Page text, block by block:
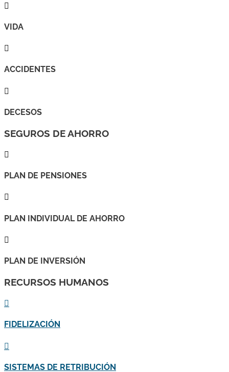

VIDA

ACCIDENTES

DECESOS
SEGUROS DE AHORRO

PLAN DE PENSIONES

PLAN INDIVIDUAL DE AHORRO

PLAN DE INVERSIÓN
RECURSOS HUMANOS

FIDELIZACIÓN

SISTEMAS DE RETRIBUCIÓN